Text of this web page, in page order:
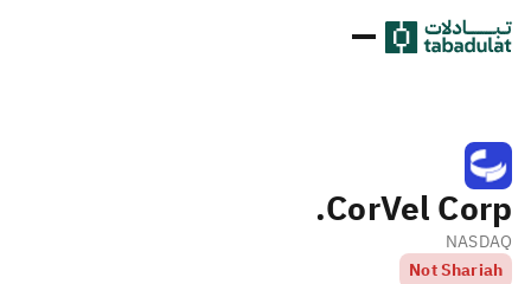
CorVel Corp.
NASDAQ
Not Shariah